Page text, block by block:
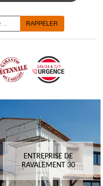
ENTREPRISE DE
RAVALEMENT 30